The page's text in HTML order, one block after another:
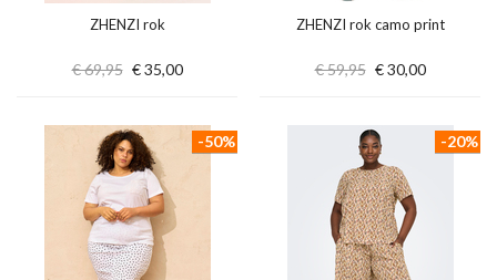
ZHENZI rok
€ 69,95 € 35,00
ZHENZI rok camo print
€ 59,95 € 30,00
-50% -20%